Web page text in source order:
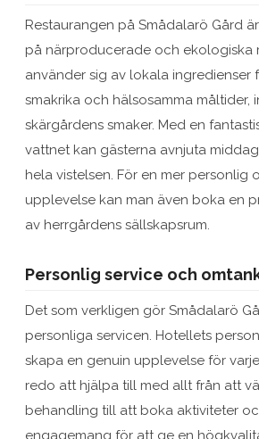
Restaurangen på Smådalarö Gård
på närproducerade och ekologiska
använder sig av lokala ingredienser
smakrika och hälsosamma måltider,
skärgårdens smaker. Med en
vattnet kan gästerna avnjuta
hela vistelsen. För en mer personlig
upplevelse kan man även boka en
av herrgårdens sällskapsrum.
Personlig service och
Det som verkligen gör Smådalarö
personliga servicen. Hotellets
skapa en genuin upplevelse för
redo att hjälpa till med allt från att
behandling till att boka aktiviteter
engagemang för att ge en